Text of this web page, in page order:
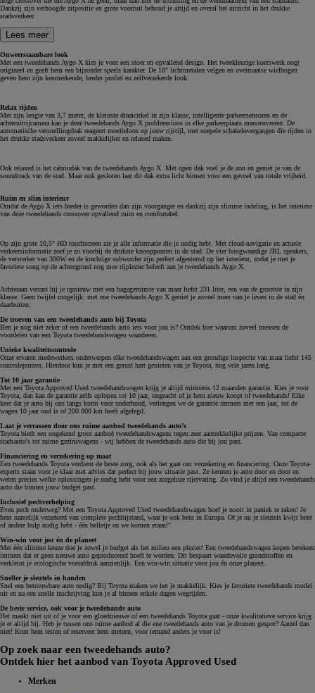
Dankzij zijn verhoogde zitpositie en grote voorruit behoud je altijd en overal het uitzicht in het drukke
stadsverkeer.
Lees meer
Onweerstaanbare look
Met een tweedehands Aygo X kies je voor een stoer en opvallend design. Het tweekleurige koetswerk oogt
origineel en geeft hem een bijzonder speels karakter. De 18" lichtmetalen velgen en overmaatse wielbogen
geven hem zijn kenmerkende, breder profiel en zelfverzekerde look.
Relax rijden
Met zijn lengte van 3,7 meter, de kleinste draaicirkel in zijn klasse, intelligente parkeersensoren en de
achteruitrijcamera kan je deze tweedehands Aygo X probleemloos in elke parkeerplaats manoeuvreren. De
automatische versnellingsbak reageert moeiteloos op jouw rijstijl, met soepele schakelovergangen die rijden in
het drukke stadsverkeer zoveel makkelijker en relaxed maken.
Ook relaxed is het cabriodak van de tweedehands Aygo X. Met open dak voel je de zon en geniet je van de
soundtrack van de stad. Maar ook gesloten laat dit dak extra licht binnen voor een gevoel van totale vrijheid.
Ruim en slim interieur
Omdat de Aygo X iets breder is geworden dan zijn voorganger en dankzij zijn slimme indeling, is het interieur
van deze tweedehands crossover opvallend ruim en comfortabel.
Op zijn grote 10,5" HD touchscreen zie je alle informatie die je nodig hebt. Met cloud-navigatie en actuele
verkeersinformatie zoef je zo voorbij de drukste knooppunten in de stad. De vier hoogwaardige JBL speakers,
de versterker van 300W en de krachtige subwoofer zijn perfect afgestemd op het interieur, zodat je met je
favoriete song op de achtergrond nog mee rijplezier beleeft aan je tweedehands Aygo X.
Achteraan verrast hij je opnieuw met een bagageruimte van maar liefst 231 liter, een van de grootste in zijn
klasse. Geen twijfel mogelijk: met ene tweedehands Aygo X geniet je zoveel meer van je leven in de stad én
daarbuiten.
De troeven van een tweedehands auto bij Toyota
Ben je nog niet zeker of een tweedehands auto iets voor jou is? Ontdek hier waarom zoveel mensen de
voordelen van een Toyota tweedehandswagen waarderen.
Unieke kwaliteitscontrole
Onze ervaren medewerkers onderwerpen elke tweedehandswagen aan een grondige inspectie van maar liefst 145
controlepunten. Hierdoor kun je met een gerust hart genieten van je Toyota, nog vele jaren lang.
Tot 10 jaar garantie
Met een Toyota Approved Used tweedehandswagen krijg je altijd minstens 12 maanden garantie. Kies je voor
Toyota, dan kan de garantie zelfs oplopen tot 10 jaar, ongeacht of je hem nieuw koopt of tweedehands! Elke
keer dat je auto bij ons langs komt voor onderhoud, verlengen we de garantie immers met een jaar, tot de
wagen 10 jaar oud is of 200.000 km heeft afgelegd.
Laat je verrassen door ons ruime aanbod tweedehands auto’s
Toyota biedt een ongekend groot aanbod tweedehandswagens tegen zeer aantrekkelijke prijzen. Van compacte
stadsauto's tot ruime gezinswagens - wij hebben de tweedehands auto die bij jou past.
Financiering en verzekering op maat
Een tweedehands Toyota verdient de beste zorg, ook als het gaat om verzekering en financiering. Onze Toyota-
experts staan voor je klaar met advies dat perfect bij jouw situatie past. Ze kennen je auto door en door en
weten precies welke oplossingen je nodig hebt voor een zorgeloze rijervaring. Zo vind je altijd een tweedehands
auto die binnen jouw budget past.
Inclusief pechverhelping
Even pech onderweg? Met een Toyota Approved Used tweedehandswagen hoef je nooit in paniek te raken! Je
bent namelijk verzekerd van complete pechbijstand, waar je ook bent in Europa. Of je nu je sleutels kwijt bent
of andere hulp nodig hebt - één belletje en we komen eraan!"
Win-win voor jou én de planeet
Met één slimme keuze doe je zowel je budget als het milieu een plezier! Een tweedehandswagen kopen betekent
immers dat er geen nieuwe auto geproduceerd hoeft te worden. Dit bespaart waardevolle grondstoffen en
verkleint je ecologische voetafdruk aanzienlijk. Een win-win situatie voor jou én onze planeet.
Sneller je sleutels in handen
Snel een betrouwbare auto nodig? Bij Toyota maken we het je makkelijk. Kies je favoriete tweedehands model
uit en na een snelle inschrijving kun je al binnen enkele dagen wegrijden.
De beste service, ook voor je tweedehands auto
Het maakt niet uit of je voor een gloednieuwe of een tweedehands Toyota gaat - onze kwalitatieve service krijg
je er altijd bij. Heb je tussen ons ruime aanbod al die ene tweedehands auto van je dromen gespot? Aarzel dan
niet! Kom hem testen of reserveer hem meteen, voor iemand anders je voor is!
Op zoek naar een tweedehands auto?
Ontdek hier het aanbod van Toyota Approved Used
Merken